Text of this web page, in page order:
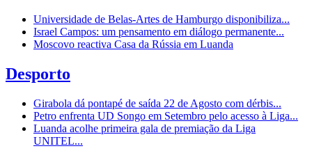
Universidade de Belas-Artes de Hamburgo disponibiliza...
Israel Campos: um pensamento em diálogo permanente...
Moscovo reactiva Casa da Rússia em Luanda
Desporto
Girabola dá pontapé de saída 22 de Agosto com dérbis...
Petro enfrenta UD Songo em Setembro pelo acesso à Liga...
Luanda acolhe primeira gala de premiação da Liga
UNITEL...